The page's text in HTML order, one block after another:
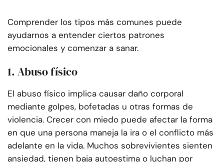
Comprender los tipos más comunes puede
ayudarnos a entender ciertos patrones
emocionales y comenzar a sanar.
1. Abuso físico
El abuso físico implica causar daño corporal
mediante golpes, bofetadas u otras formas de
violencia. Crecer con miedo puede afectar la forma
en que una persona maneja la ira o el conflicto más
adelante en la vida. Muchos sobrevivientes sienten
ansiedad, tienen baja autoestima o luchan por